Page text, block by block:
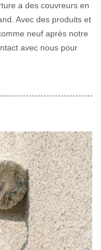
a des couvreurs en
Avec des produits et
neuf après notre
avec nous pour